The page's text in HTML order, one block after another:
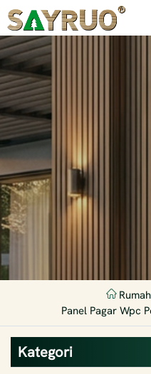
Rumah
Panel Pagar Wpc
Kategori